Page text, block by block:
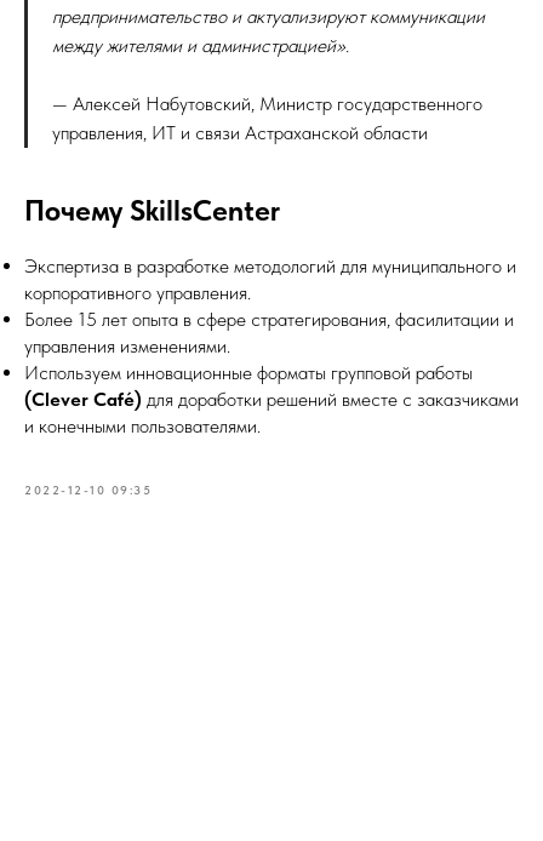
предпринимательство и актуализируют коммуникации
между жителями и администрацией».
— Алексей Набутовский, Министр государственного
управления, ИТ и связи Астраханской области
Почему SkillsCenter
Экспертиза в разработке методологий для муниципального и
корпоративного управления.
Более 15 лет опыта в сфере стратегирования, фасилитации и
управления изменениями.
Используем инновационные форматы групповой работы
(Clever Café) для доработки решений вместе с заказчиками
и конечными пользователями.
2022-12-10 09:35